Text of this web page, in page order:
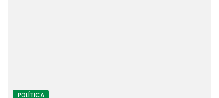
POLÍTICA